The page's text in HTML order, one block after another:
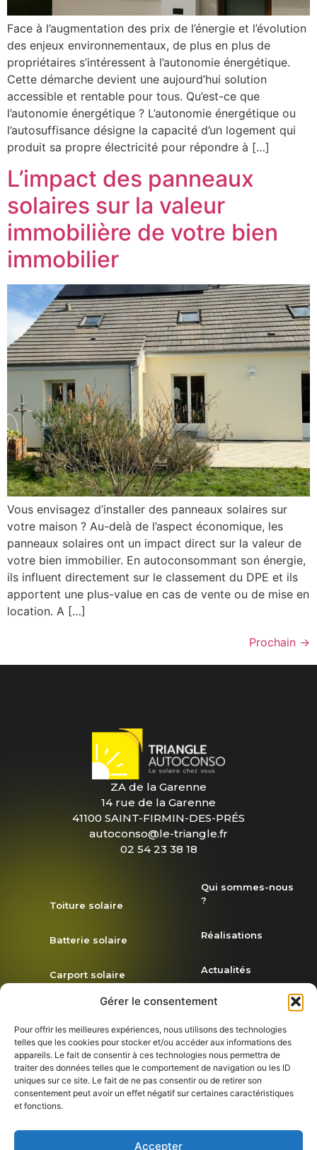
Gérer le consentement
Pour offrir les meilleures expériences, nous utilisons des technologies
telles que les cookies pour stocker et/ou accéder aux informations des
appareils. Le fait de consentir à ces technologies nous permettra de
traiter des données telles que le comportement de navigation ou les ID
uniques sur ce site. Le fait de ne pas consentir ou de retirer son
consentement peut avoir un effet négatif sur certaines caractéristiques
et fonctions.
Accepter
Face à l’augmentation des prix de l’énergie et l’évolution
des enjeux environnementaux, de plus en plus de
propriétaires s’intéressent à l’autonomie énergétique.
Cette démarche devient une aujourd’hui solution
accessible et rentable pour tous. Qu’est-ce que
l’autonomie énergétique ? L’autonomie énergétique ou
l’autosuffisance désigne la capacité d’un logement qui
produit sa propre électricité pour répondre à […]
L’impact des panneaux
solaires sur la valeur
immobilière de votre bien
immobilier
Vous envisagez d’installer des panneaux solaires sur
votre maison ? Au-delà de l’aspect économique, les
panneaux solaires ont un impact direct sur la valeur de
votre bien immobilier. En autoconsommant son énergie,
ils influent directement sur le classement du DPE et ils
apportent une plus-value en cas de vente ou de mise en
location. A […]
Prochain →
ZA de la Garenne
14 rue de la Garenne
41100 SAINT-FIRMIN-DES-PRÉS
autoconso@le-triangle.fr
02 54 23 38 18
Toiture solaire
Batterie solaire
Carport solaire
Simulez votre
Qui sommes-nous
?
Réalisations
Actualités
Demande de
Rejoignez-nous